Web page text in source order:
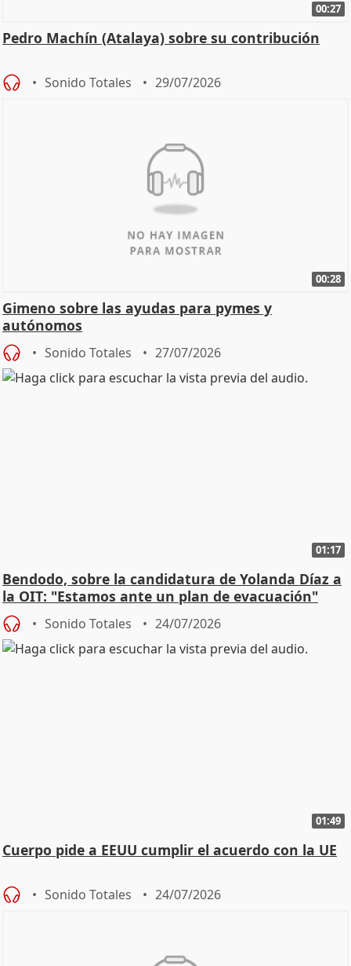
00:27
Pedro Machín (Atalaya) sobre su contribución
Sonido Totales 29/07/2026
00:28
Gimeno sobre las ayudas para pymes y
autónomos
Sonido Totales 27/07/2026
01:17
Bendodo, sobre la candidatura de Yolanda Díaz a
la OIT: "Estamos ante un plan de evacuación"
Sonido Totales 24/07/2026
01:49
Cuerpo pide a EEUU cumplir el acuerdo con la UE
Sonido Totales 24/07/2026